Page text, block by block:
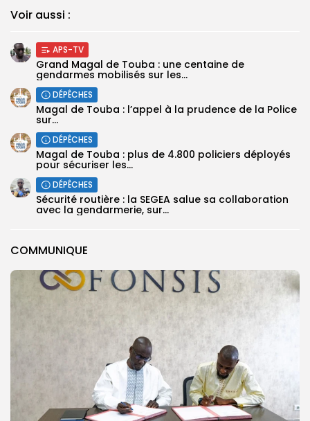
COMMUNIQUE
Voir aussi :
APS-TV
Grand Magal de Touba : une centaine de
gendarmes mobilisés sur les...
DÉPÊCHES
Magal de Touba : l’appel à la prudence de la Police
sur...
DÉPÊCHES
Magal de Touba : plus de 4.800 policiers déployés
pour sécuriser les...
DÉPÊCHES
Sécurité routière : la SEGEA salue sa collaboration
avec la gendarmerie, sur...